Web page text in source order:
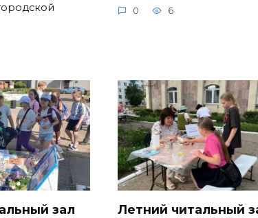
0 6
зал
Летний читальный